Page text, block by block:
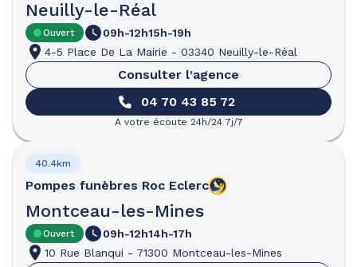
Neuilly-le-Réal
Ouvert 09h-12h15h-19h
4-5 Place De La Mairie - 03340 Neuilly-le-Réal
Consulter l'agence
04 70 43 85 72
A votre écoute 24h/24 7j/7
Pompes funèbres Roc Eclerc
Montceau-les-Mines
40.4km
Ouvert 09h-12h14h-17h
10 Rue Blanqui - 71300 Montceau-les-Mines